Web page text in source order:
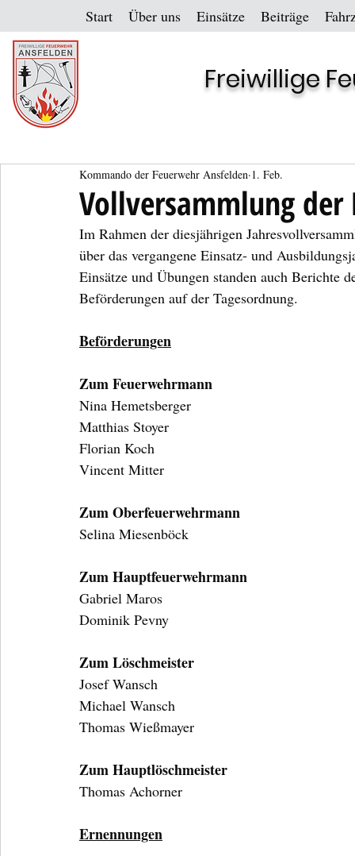
Start Über uns Einsätze Beiträge
Freiwillige
Vollversammlung der
Kommando der Feuerwehr Ansfelden 1. Feb.
Im Rahmen der diesjährigen
über das vergangene Einsatz- und
Einsätze und Übungen standen auch Berichte
Beförderungen auf der Tagesordnung.
Beförderungen
Zum Feuerwehrmann
Nina Hemetsberger
Matthias Stoyer
Florian Koch
Vincent Mitter
Zum Oberfeuerwehrmann
Selina Miesenböck
Zum Hauptfeuerwehrmann
Gabriel Maros
Dominik Pevny
Zum Löschmeister
Josef Wansch
Michael Wansch
Thomas Wießmayer
Zum Hauptlöschmeister
Thomas Achorner
Ernennungen